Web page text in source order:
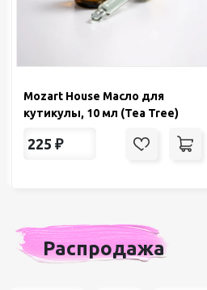
Mozart House Масло для
кутикулы, 10 мл (Tea Tree)
225 ₽
Распродажа